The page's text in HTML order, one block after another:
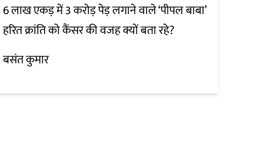
6 लाख एकड़ में 3 करोड़ पेड़ लगाने वाले ‘पीपल बाबा’
हरित क्रांति को कैंसर की वजह क्यों बता रहे?
बसंत कुमार